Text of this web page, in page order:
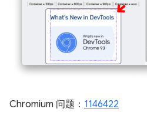
Chromium 问题： 1146422